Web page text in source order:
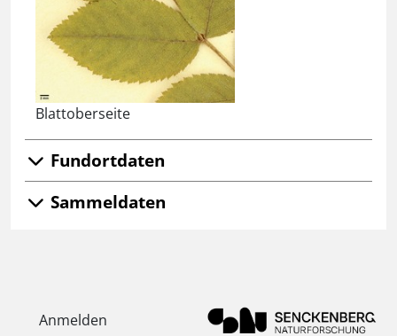
Blattoberseite
Fundortdaten
Sammeldaten
Anmelden